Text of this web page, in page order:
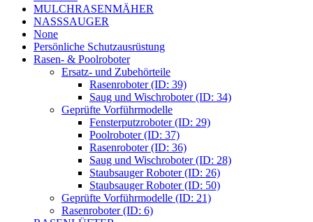
MULCHRASENMÄHER
NASSSAUGER
None
Persönliche Schutzausrüstung
Rasen- & Poolroboter
Ersatz- und Zubehörteile
Rasenroboter (ID: 39)
Saug und Wischroboter (ID: 34)
Geprüfte Vorführmodelle
Fensterputzroboter (ID: 29)
Poolroboter (ID: 37)
Rasenroboter (ID: 36)
Saug und Wischroboter (ID: 28)
Staubsauger Roboter (ID: 26)
Staubsauger Roboter (ID: 50)
Geprüfte Vorführmodelle (ID: 21)
Rasenroboter (ID: 6)